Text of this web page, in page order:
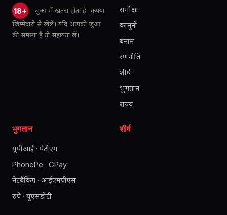
18+
जुआ में खतरा होता है। कृपया
जिम्मेदारी से खेलें। यदि आपको जुआ
की समस्या है तो सहायता लें।
समीक्षा
कानूनी
बनाम
रणनीति
शीर्ष
भुगतान
राज्य
भुगतान
यूपीआई · पेटीएम
PhonePe · GPay
नेटबैंकिंग · आईएमपीएस
रुपे · यूएसडीटी
शीर्ष